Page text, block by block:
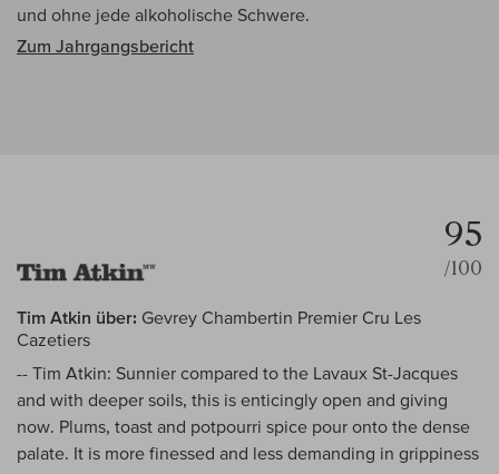
und ohne jede alkoholische Schwere.
Zum Jahrgangsbericht
95
/100
Tim Atkin über: Gevrey Chambertin Premier Cru Les
Cazetiers
-- Tim Atkin: Sunnier compared to the Lavaux St-Jacques
and with deeper soils, this is enticingly open and giving
now. Plums, toast and potpourri spice pour onto the dense
palate. It is more finessed and less demanding in grippiness